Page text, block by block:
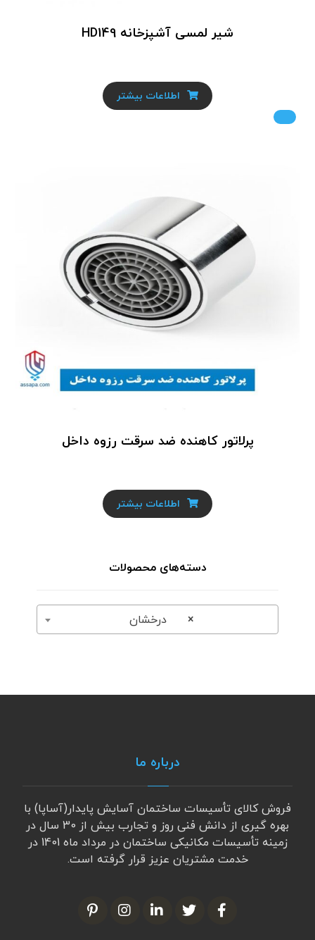
شیر لمسی آشپزخانه HD149
اطلاعات بیشتر
پرلاتور کاهنده ضد سرقت رزوه داخل
اطلاعات بیشتر
دسته‌های محصولات
× درخشان
درباره ما
فروش کالای تأسیسات ساختمان آسایش پایدار(آساپا) با
بهره گیری از دانش فنی روز و تجارب بیش از 30 سال در
زمینه تأسیسات مکانیکی ساختمان در مرداد ماه 1401 در
خدمت مشتریان عزیز قرار گرفته است.